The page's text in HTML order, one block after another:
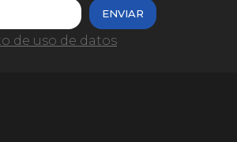
ENVIAR
de uso de datos